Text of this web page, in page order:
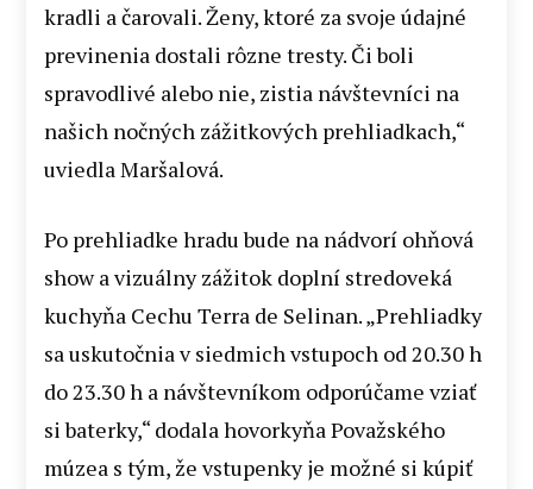
kradli a čarovali. Ženy, ktoré za svoje údajné
previnenia dostali rôzne tresty. Či boli
spravodlivé alebo nie, zistia návštevníci na
našich nočných zážitkových prehliadkach,“
uviedla Maršalová.
Po prehliadke hradu bude na nádvorí ohňová
show a vizuálny zážitok doplní stredoveká
kuchyňa Cechu Terra de Selinan. „Prehliadky
sa uskutočnia v siedmich vstupoch od 20.30 h
do 23.30 h a návštevníkom odporúčame vziať
si baterky,“ dodala hovorkyňa Považského
múzea s tým, že vstupenky je možné si kúpiť